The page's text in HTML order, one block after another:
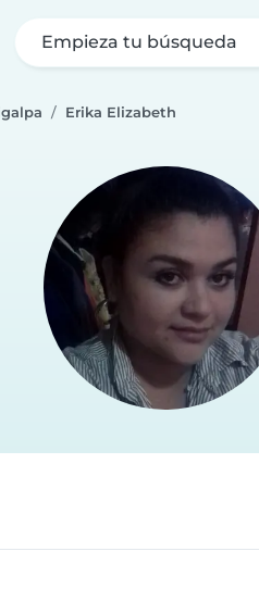
Empieza tu búsqueda
Erika Elizabeth